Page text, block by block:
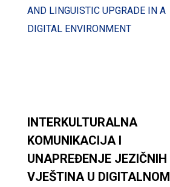
AND LINGUISTIC UPGRADE IN A
DIGITAL ENVIRONMENT
INTERKULTURALNA
KOMUNIKACIJA I
UNAPREĐENJE JEZIČNIH
VJEŠTINA U DIGITALNOM